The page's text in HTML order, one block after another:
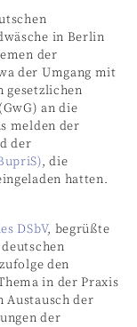
in Berlin
der
der Umgang mit
gesetzlichen
an die
melden der
der
, die
hatten.
DSbV, begrüßte
den
in der Praxis
Austausch der
der